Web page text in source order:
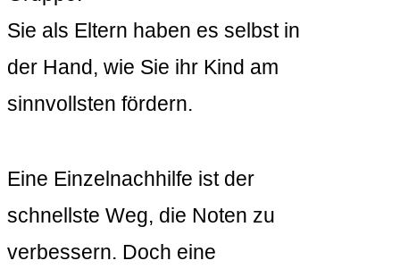
Sie als Eltern haben es selbst in
der Hand, wie Sie ihr Kind am
sinnvollsten fördern.
Eine Einzelnachhilfe ist der
schnellste Weg, die Noten zu
verbessern. Doch eine